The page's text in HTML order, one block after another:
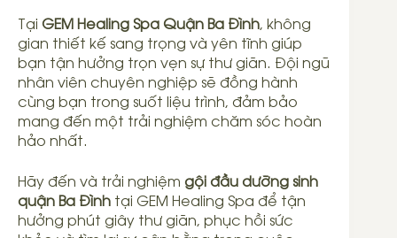
Tại GEM Healing Spa Quận Ba Đình, không
gian thiết kế sang trọng và yên tĩnh giúp
bạn tận hưởng trọn vẹn sự thư giãn. Đội ngũ
nhân viên chuyên nghiệp sẽ đồng hành
cùng bạn trong suốt liệu trình, đảm bảo
mang đến một trải nghiệm chăm sóc hoàn
hảo nhất.
Hãy đến và trải nghiệm gội đầu dưỡng sinh
quận Ba Đình tại GEM Healing Spa để tận
hưởng phút giây thư giãn, phục hồi sức